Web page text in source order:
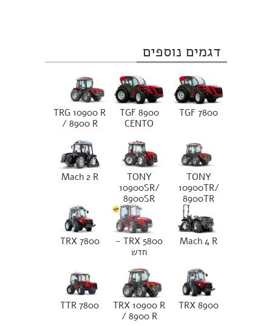
דגמים נוספים
TGF 7800
TGF 8900
CENTO
TRG 10900 R
/ 8900 R
TONY
10900TR/
8900TR
TONY
10900SR/
8900SR
Mach 2 R
Mach 4 R
TRX 5800 -
חדש
TRX 7800
TRX 8900
TRX 10900 R
/ 8900 R
TTR 7800